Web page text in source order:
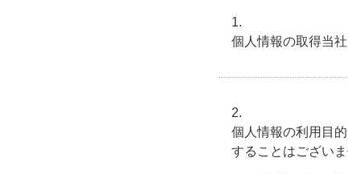
個人情報の取得当
個人情報の利用目
することはござい